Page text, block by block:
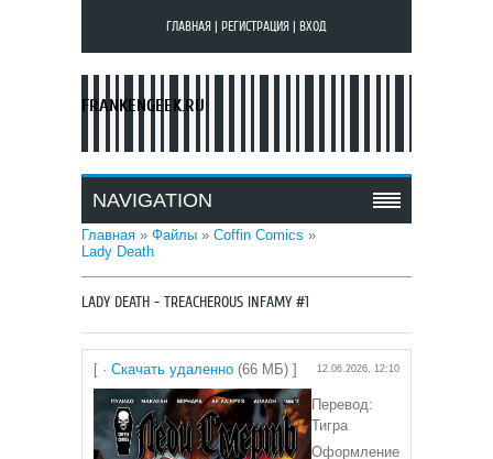
ГЛАВНАЯ РЕГИСТРАЦИЯ ВХОД
FRANKENGEEK.RU
NAVIGATION
Главная » Файлы » Coffin Comics »
Lady Death
LADY DEATH - TREACHEROUS INFAMY #1
[ · Скачать удаленно (66 МБ) ] 12.06.2026, 12:10
Перевод:
Тигра
Оформление